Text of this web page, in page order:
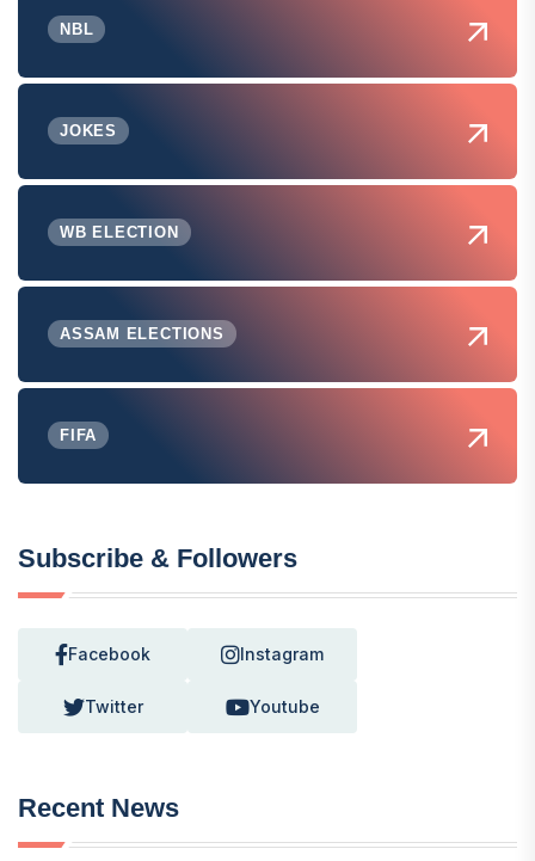
NBL
JOKES
WB ELECTION
ASSAM ELECTIONS
FIFA
Subscribe & Followers
Facebook Instagram
Twitter Youtube
Recent News